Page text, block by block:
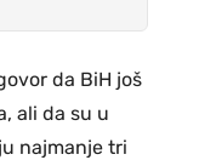
da BiH još
ali da su u
najmanje tri